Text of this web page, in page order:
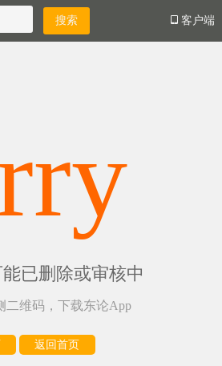
客户端
已删除或审核中
二维码，下载东论App
返回首页